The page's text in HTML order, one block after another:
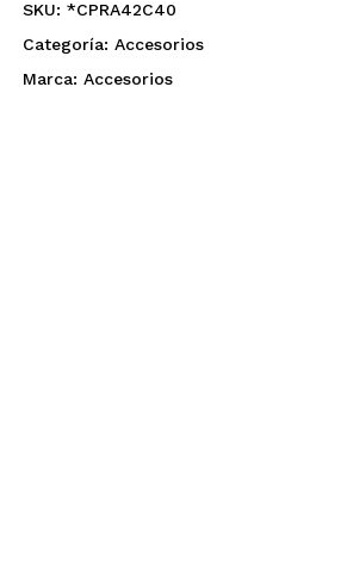
SKU:*CPRA42C40
Categoría:Accesorios
Marca:Accesorios